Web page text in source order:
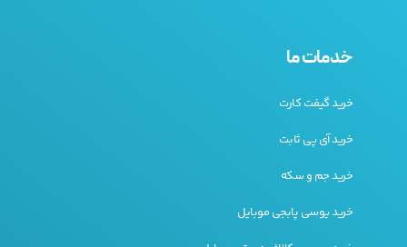
خدمات ما
خرید گیفت کارت
خرید آی پی ثابت
خرید جم و سکه
خرید یوسی پابجی موبایل